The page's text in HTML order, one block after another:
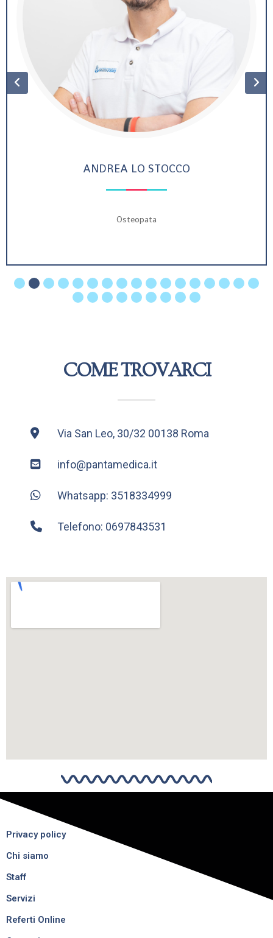
ANDREA LO STOCCO
Osteopata
COME TROVARCI
Via San Leo, 30/32 00138 Roma
info@pantamedica.it
Whatsapp: 3518334999
Telefono: 0697843531
Privacy policy
Chi siamo
Staff
Servizi
Referti Online